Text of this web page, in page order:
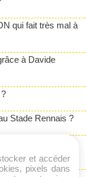
qui fait très mal à
à Davide
Stade Rennais ?
pour Ismaëlo
et accéder
pixels dans